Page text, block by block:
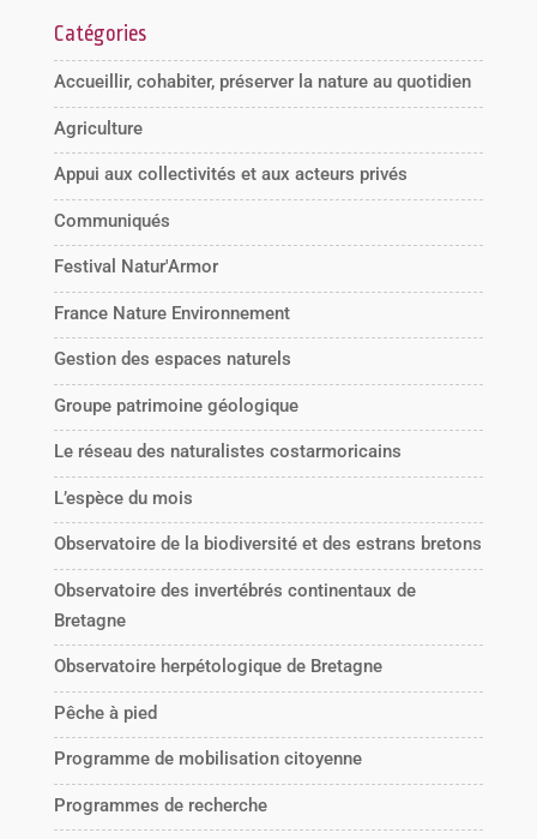
Catégories
Accueillir, cohabiter, préserver la nature au quotidien
Agriculture
Appui aux collectivités et aux acteurs privés
Communiqués
Festival Natur'Armor
France Nature Environnement
Gestion des espaces naturels
Groupe patrimoine géologique
Le réseau des naturalistes costarmoricains
L’espèce du mois
Observatoire de la biodiversité et des estrans bretons
Observatoire des invertébrés continentaux de
Bretagne
Observatoire herpétologique de Bretagne
Pêche à pied
Programme de mobilisation citoyenne
Programmes de recherche